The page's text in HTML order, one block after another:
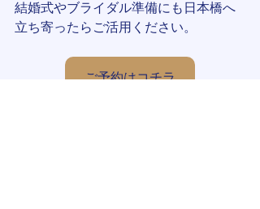
結婚式やブライダル準備にも日本橋へ
立ち寄ったらご活用ください。
ご予約はコチラ